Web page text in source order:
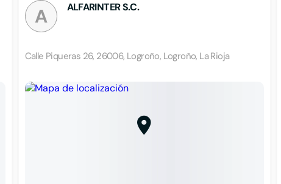
A ALFARINTER S.C.
Calle Piqueras 26, 26006, Logroño, Logroño, La Rioja